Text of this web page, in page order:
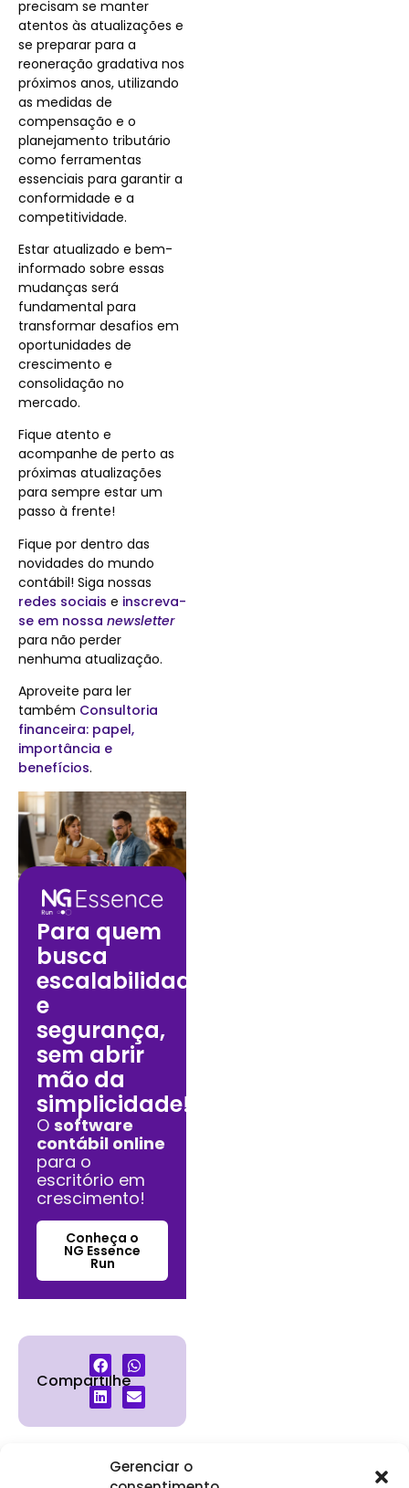
Gerenciar o
precisam se manter
atentos às atualizações e
se preparar para a
reoneração gradativa nos
próximos anos, utilizando
as medidas de
compensação e o
planejamento tributário
como ferramentas
essenciais para garantir a
conformidade e a
competitividade.
Estar atualizado e bem-
informado sobre essas
mudanças será
fundamental para
transformar desafios em
oportunidades de
crescimento e
consolidação no
mercado.
Fique atento e
acompanhe de perto as
próximas atualizações
para sempre estar um
passo à frente!
Fique por dentro das
novidades do mundo
contábil! Siga nossas
redes sociais e inscreva-
se em nossa newsletter
para não perder
nenhuma atualização.
Aproveite para ler
também Consultoria
financeira: papel,
importância e
benefícios.
Para quem
busca
escalabilidade
e
segurança,
sem abrir
mão da
simplicidade!
O software
contábil online
para o
escritório em
crescimento!
Conheça o
NG Essence
Run
Compartilhe